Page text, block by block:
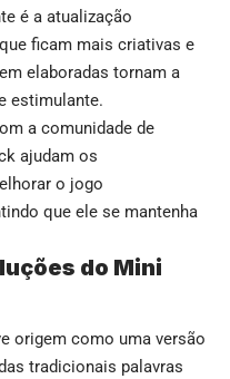
é a atualização
ficam mais criativas e
elaboradas tornam a
estimulante.
a comunidade de
ajudam os
o jogo
que ele se mantenha
do Mini
origem como uma versão
tradicionais palavras